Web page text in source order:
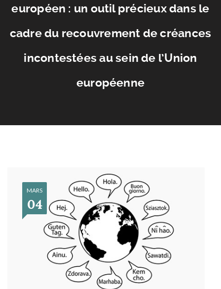
européen : un outil précieux dans le
cadre du recouvrement de créances
incontestées au sein de l’Union
européenne
MARS
04